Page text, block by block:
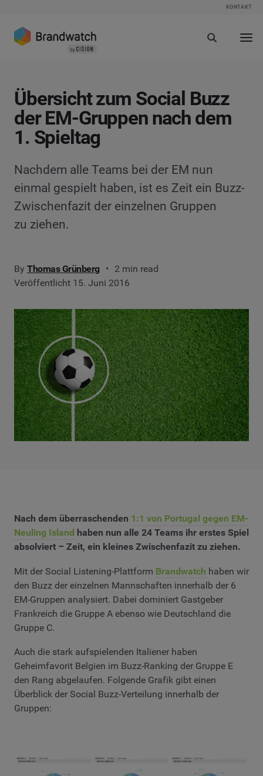
KONTAKT
Übersicht zum Social Buzz
der EM-Gruppen nach dem
1. Spieltag
Nachdem alle Teams bei der EM nun
einmal gespielt haben, ist es Zeit ein Buzz-
Zwischenfazit der einzelnen Gruppen
zu ziehen.
By Thomas Grünberg
2 min read
Veröffentlicht 15. Juni 2016
Nach dem überraschenden 1:1 von Portugal gegen EM-
Neuling Island haben nun alle 24 Teams ihr erstes Spiel
absolviert – Zeit, ein kleines Zwischenfazit zu ziehen.
Mit der Social Listening-Plattform Brandwatch haben wir
den Buzz der einzelnen Mannschaften innerhalb der 6
EM-Gruppen analysiert. Dabei dominiert Gastgeber
Frankreich die Gruppe A ebenso wie Deutschland die
Gruppe C.
Auch die stark aufspielenden Italiener haben
Geheimfavorit Belgien im Buzz-Ranking der Gruppe E
den Rang abgelaufen. Folgende Grafik gibt einen
Überblick der Social Buzz-Verteilung innerhalb der
Gruppen: